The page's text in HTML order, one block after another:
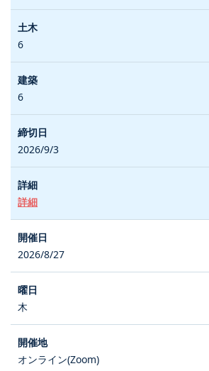
6
6
2026/9/3
詳細
2026/8/27
木
オンライン(Zoom)